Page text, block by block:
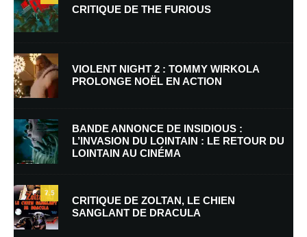
Nom*
E-mail* Site web
Enregistrer mon nom, mon e-mail et mon site dans le navigateur pour
mon prochain commentaire.
CRITIQUE DE THE FURIOUS
VIOLENT NIGHT 2 : TOMMY WIRKOLA
PROLONGE NOËL EN ACTION
BANDE ANNONCE DE INSIDIOUS :
L’INVASION DU LOINTAIN : LE RETOUR DU
LOINTAIN AU CINÉMA
7.5
CRITIQUE DE ZOLTAN, LE CHIEN
SANGLANT DE DRACULA